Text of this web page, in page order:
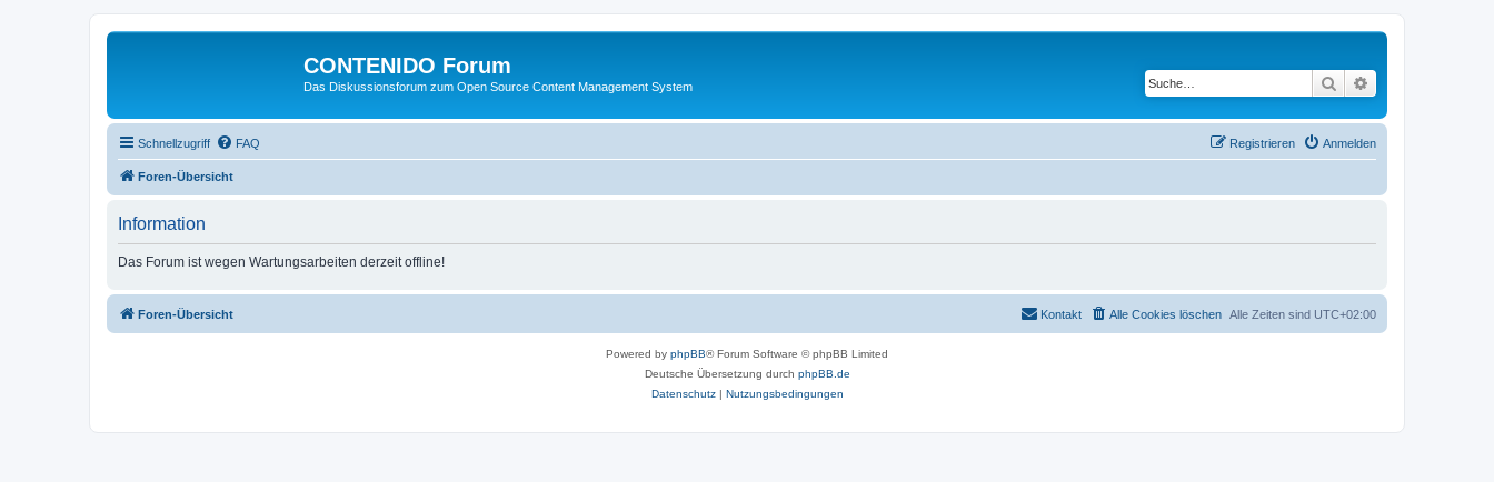
CONTENIDO Forum
Das Diskussionsforum zum Open Source Content Management System Suche
Schnellzugriff FAQ Anmelden
Registrieren
Foren-Übersicht
Information
Das Forum ist wegen Wartungsarbeiten derzeit offline!
Foren-Übersicht Alle Zeiten sind UTC+02:00
Alle Cookies löschen
Kontakt
Powered by phpBB® Forum Software © phpBB Limited
Deutsche Übersetzung durch phpBB.de
Datenschutz| Nutzungsbedingungen